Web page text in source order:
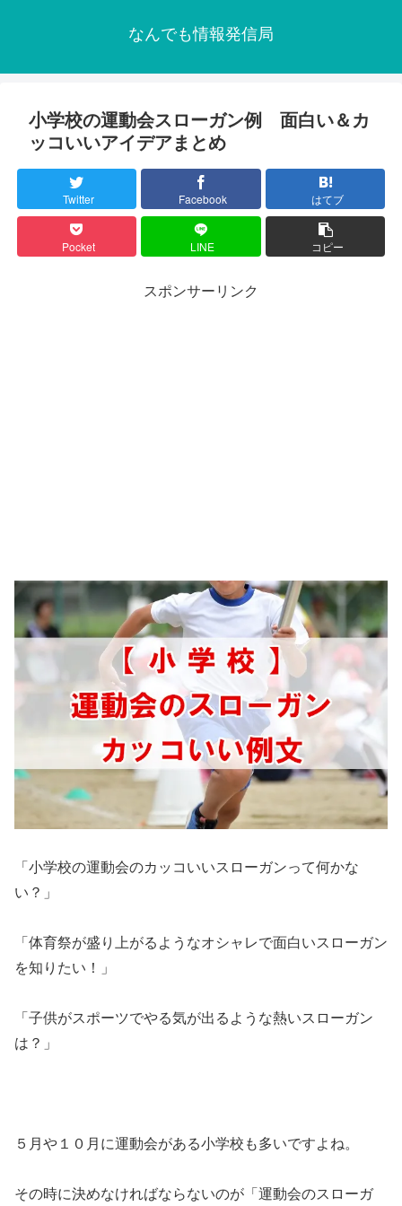
なんでも情報発信局
小学校の運動会スローガン例 面白い＆カ
ッコいいアイデアまとめ
Twitter Facebook はてブ
Pocket LINE コピー
スポンサーリンク
「小学校の運動会のカッコいいスローガンって何かな
い？」
「体育祭が盛り上がるようなオシャレで面白いスローガン
を知りたい！」
「子供がスポーツでやる気が出るような熱いスローガン
は？」
５月や１０月に運動会がある小学校も多いですよね。
その時に決めなければならないのが「運動会のスローガ